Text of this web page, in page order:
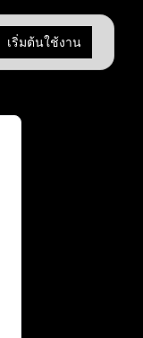
เริ่มต้นใช้งาน